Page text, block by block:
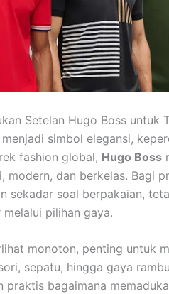
Setelan Hugo Boss untuk
simbol elegansi,
fashion global, Hugo Boss
modern, dan berkelas. Bagi
sekadar soal berpakaian,
pilihan gaya.
monoton, penting untuk
sepatu, hingga gaya
bagaimana